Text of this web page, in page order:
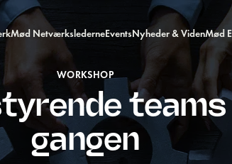
Mød NetværkslederneEventsNyheder & VidenMød
WORKSHOP
gangen